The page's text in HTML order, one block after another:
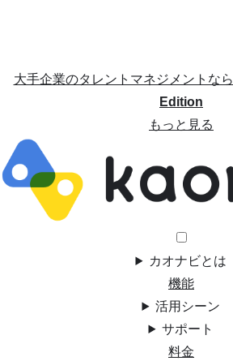
大手企業のタレントマネジメントなら
Edition
もっと見る
カオナビとは
機能
活用シーン
サポート
料金